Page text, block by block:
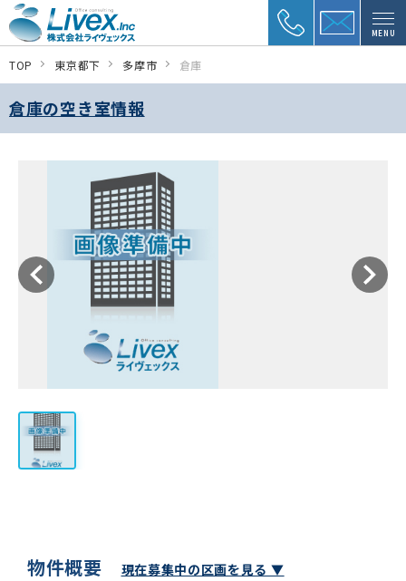
MENU
TOP 東京都下 多摩市 倉庫
倉庫の空き室情報
物件概要 現在募集中の区画を見る ▼